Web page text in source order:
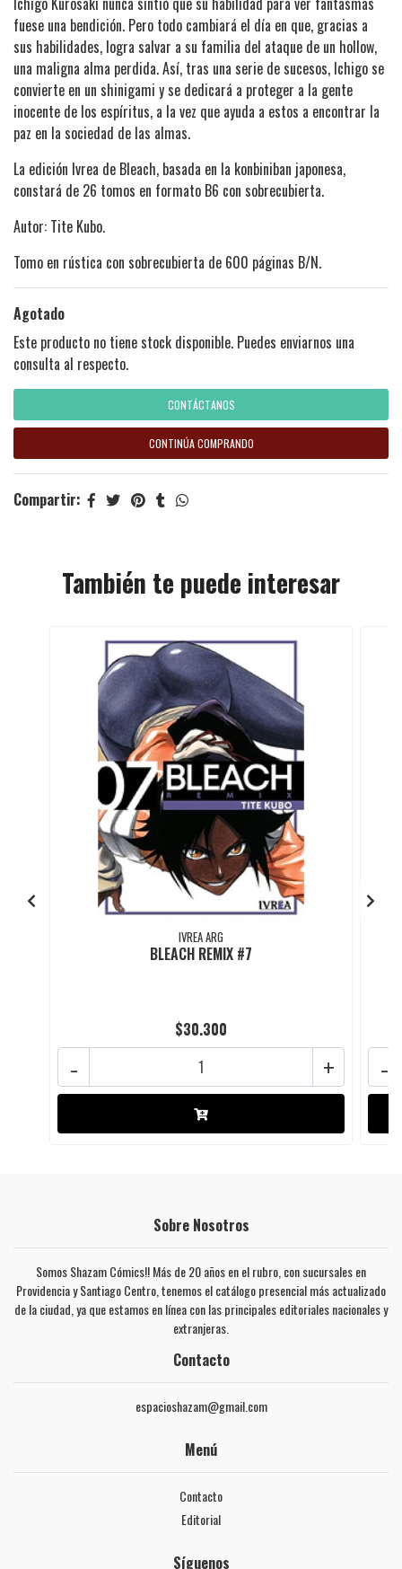
fuese una bendición. Pero todo cambiará el día en que, gracias a
sus habilidades, logra salvar a su familia del ataque de un hollow,
una maligna alma perdida. Así, tras una serie de sucesos, Ichigo se
convierte en un shinigami y se dedicará a proteger a la gente
inocente de los espíritus, a la vez que ayuda a estos a encontrar la
paz en la sociedad de las almas.
La edición Ivrea de Bleach, basada en la konbiniban japonesa,
constará de 26 tomos en formato B6 con sobrecubierta.
Autor: Tite Kubo.
Tomo en rústica con sobrecubierta de 600 páginas B/N.
Agotado
Este producto no tiene stock disponible. Puedes enviarnos una
consulta al respecto.
CONTÁCTANOS
CONTINÚA COMPRANDO
Compartir:
También te puede interesar
IVREA ARG
BLEACH REMIX #7
$30.300
+
- -
Sobre Nosotros
Somos Shazam Cómics!! Más de 20 años en el rubro, con sucursales en
Providencia y Santiago Centro, tenemos el catálogo presencial más actualizado
de la ciudad, ya que estamos en línea con las principales editoriales nacionales y
extranjeras.
Contacto
espacioshazam@gmail.com
Menú
Contacto
Editorial
Síguenos